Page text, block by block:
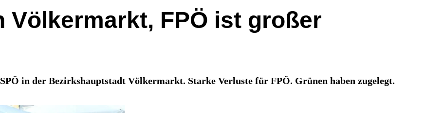
Völkermarkt, FPÖ ist großer
in der Bezirkshauptstadt Völkermarkt. Starke Verluste für FPÖ. Grünen haben zugelegt.